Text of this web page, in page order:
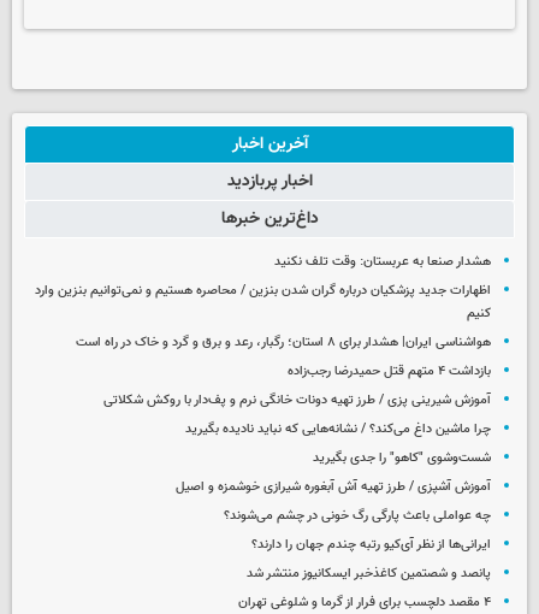
آخرین اخبار
اخبار پربازدید
داغ‌ترین خبرها
هشدار صنعا به عربستان: وقت تلف نکنید
اظهارات جدید پزشکیان درباره گران شدن بنزین / محاصره هستیم و نمی‌توانیم بنزین وارد
کنیم
هواشناسی ایران| هشدار برای ۸ استان؛ رگبار، رعد و برق و گرد و خاک در راه است
بازداشت ۴ متهم قتل حمیدرضا رجب‌زاده
آموزش شیرینی پزی / طرز تهیه دونات خانگی نرم و پف‌دار با روکش شکلاتی
چرا ماشین داغ می‌کند؟ / نشانه‌هایی که نباید نادیده بگیرید
شست‌وشوی "کاهو" را جدی بگیرید
آموزش آشپزی / طرز تهیه آش آبغوره شیرازی خوشمزه و اصیل
چه عواملی باعث پارگی رگ خونی در چشم می‌شوند؟
ایرانی‌ها از نظر آی‌کیو رتبه چندم جهان را دارند؟
پانصد و شصتمین کاغذخبر ایسکانیوز منتشر شد
۴ مقصد دلچسب برای فرار از گرما و شلوغی تهران